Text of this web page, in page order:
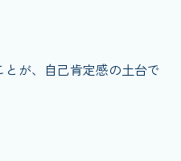
とが、自己肯定感の土台で